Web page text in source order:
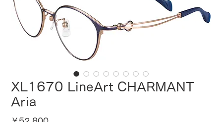
XL1670 LineArt CHARMANT
Aria